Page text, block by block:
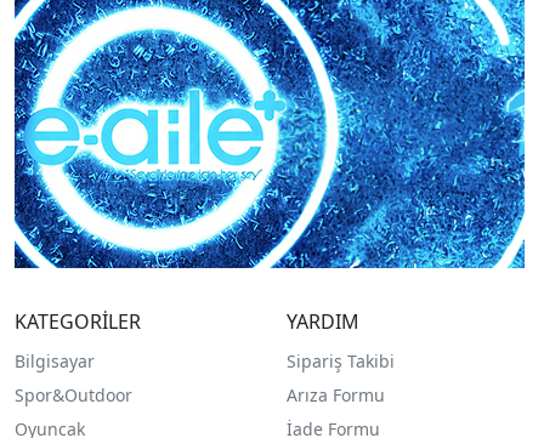
KATEGORİLER
Bilgisayar
Spor&Outdoor
Oyuncak
YARDIM
Sipariş Takibi
Arıza Formu
İade Formu